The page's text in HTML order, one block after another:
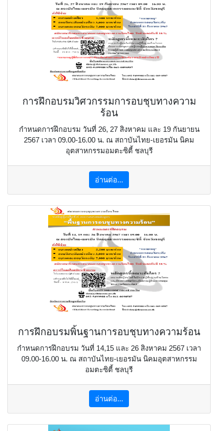
การฝึกอบรมวิศวกรรมการอบชุบทางความ
ร้อน
กำหนดการฝึกอบรม วันที่ 26, 27 สิงหาคม และ 19 กันยายน
2567 เวลา 09.00-16.00 น. ณ สถาบันไทย-เยอรมัน นิคม
อุตสาหกรรมอมตะซิตี้ ชลบุรี
อ่านต่อ...
การฝึกอบรมพิ้นฐานการอบชุบทางความร้อน
กำหนดการฝึกอบรม วันที่ 14,15 และ 26 สิงหาคม 2567 เวลา
09.00-16.00 น. ณ สถาบันไทย-เยอรมัน นิคมอุตสาหกรรม
อมตะซิตี้ ชลบุรี
อ่านต่อ...